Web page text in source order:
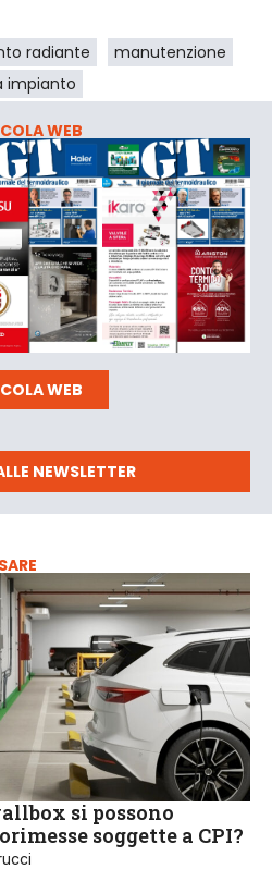
radiante
manutenzione
impianto
WEB
WEB
NEWSLETTER
si possono
soggette a CPI?